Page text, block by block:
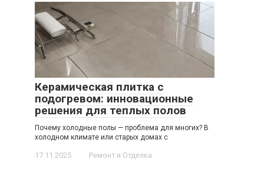
Керамическая плитка с
подогревом: инновационные
решения для теплых полов
Почему холодные полы — проблема для многих? В
холодном климате или старых домах с
17.11.2025 Ремонт и Отделка